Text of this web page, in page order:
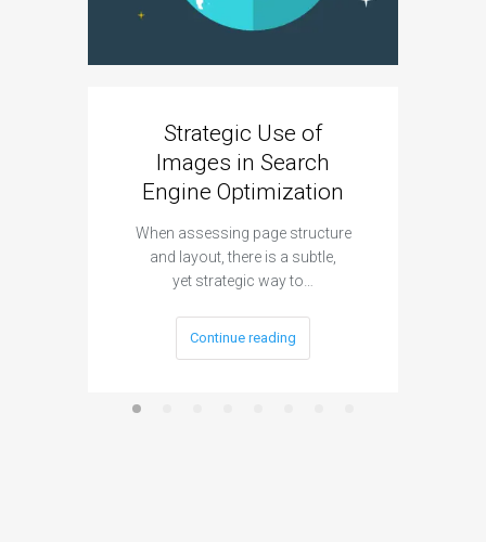
Strategic Use of
Images in Search
Engine Optimization
When assessing page structure
and layout, there is a subtle,
yet strategic way to…
Continue reading